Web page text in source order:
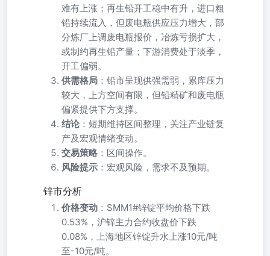
难有上涨；再生铅开工稳中有升，进口粗
铅持续流入，但废电瓶供应压力增大，部
分炼厂上调废电瓶报价，冶炼亏损扩大，
或制约再生铅产量；下游消费处于淡季，
开工偏弱。
供需格局 ：铅市呈现供强需弱，累库压力
较大，上方空间有限，但铅精矿和废电瓶
偏紧提供下方支撑。
结论：短期维持区间整理，关注产业链复
产及宏观情绪变动。
交易策略 ：区间操作。
风险提示 ：宏观风险，需求不及预期。
锌市分析
价格变动 ：SMM1#锌锭平均价格下跌
0.53%，沪锌主力合约收盘价下跌
0.08%，上海地区锌锭升水上涨10元/吨
至-10元/吨。